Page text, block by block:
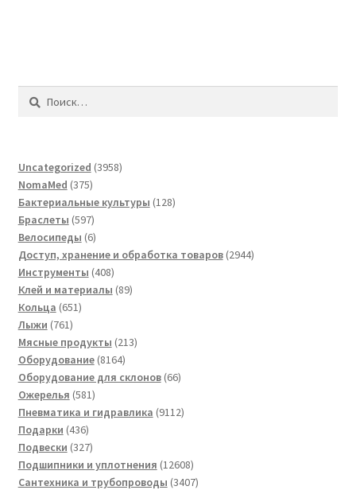
Найти:
Uncategorized 39583958
NomaMed 375375
товаров
Бактериальные культуры 128128
Браслеты 597597
товаров
Велосипеды 66
товаров
Доступ, хранение и обработка товаров 29442944
Инструменты 408408
товаров
Клей и материалы 8989
Кольца 651651
Лыжи 761761
товар
Мясные продукты 213213
Оборудование 81648164
товара
Оборудование для склонов 6666
Ожерелья 581581
товар
Пневматика и гидравлика 91129112
Подарки 436436
товаров
Подвески 327327
товаров
Подшипники и уплотнения 1260812608
товаров
Сантехника и трубопроводы 34073407